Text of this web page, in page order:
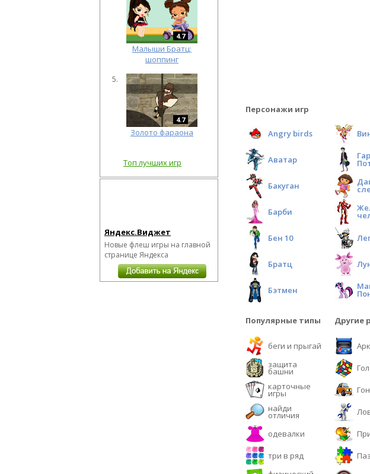
4.7
Малыши Братц:
шоппинг
4.7
Золото фараона
Топ лучших игр
Яндекс.Виджет
Новые флеш игры на главной
странице Яндекса
Персонажи игр
Angry birds
Аватар
Бакуган
Барби
Бен 10
Братц
Бэтмен
Популярные типы
беги и прыгай
защита
башни
карточные
игры
найди
отличия
одевалки
три в ряд
Другие